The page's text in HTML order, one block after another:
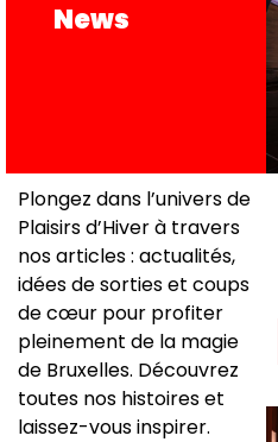
News
Plongez dans l’univers de
Plaisirs d’Hiver à travers
nos articles : actualités,
idées de sorties et coups
de cœur pour profiter
pleinement de la magie
de Bruxelles. Découvrez
toutes nos histoires et
laissez-vous inspirer.